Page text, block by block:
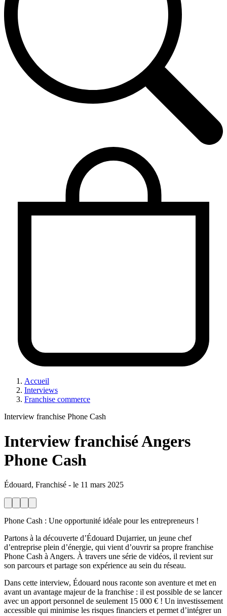
Accueil
Interviews
Franchise commerce
Interview franchise Phone Cash
Interview franchisé Angers
Phone Cash
Édouard, Franchisé - le 11 mars 2025
Phone Cash : Une opportunité idéale pour les entrepreneurs !
Partons à la découverte d’Édouard Dujarrier, un jeune chef
d’entreprise plein d’énergie, qui vient d’ouvrir sa propre franchise
Phone Cash à Angers. À travers une série de vidéos, il revient sur
son parcours et partage son expérience au sein du réseau.
Dans cette interview, Édouard nous raconte son aventure et met en
avant un avantage majeur de la franchise : il est possible de se lancer
avec un apport personnel de seulement 15 000 € ! Un investissement
accessible qui minimise les risques financiers et permet d’intégrer un